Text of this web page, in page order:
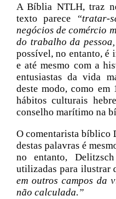
A Bíblia NTLH, traz
texto parece
“tratar-
negócios de comércio
do trabalho da
possível, no entanto, é
e até mesmo com a
entusiastas da vida
deste modo, como em
hábitos culturais
conselho marítimo na
O comentarista bíblico
destas palavras é
no entanto,
utilizadas para ilustrar
em outros campos da
não calculada.”